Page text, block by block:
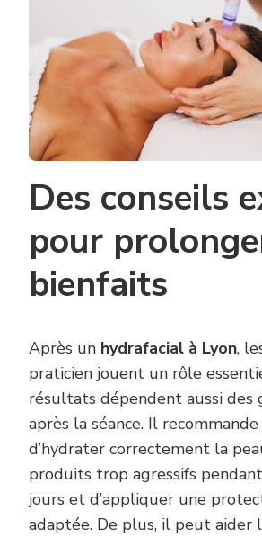
Des conseils
pour
bienfaits
Après un hydrafacial à Lyon,
praticien jouent un rôle
résultats dépendent aussi des
après la séance. Il
d’hydrater correctement la
produits trop agressifs
jours et d’appliquer une
adaptée. De plus, il peut aider